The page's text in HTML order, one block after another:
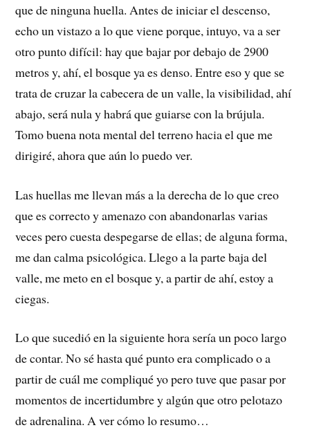
que de ninguna huella. Antes de iniciar el descenso,
echo un vistazo a lo que viene porque, intuyo, va a ser
otro punto difícil: hay que bajar por debajo de 2900
metros y, ahí, el bosque ya es denso. Entre eso y que se
trata de cruzar la cabecera de un valle, la visibilidad, ahí
abajo, será nula y habrá que guiarse con la brújula.
Tomo buena nota mental del terreno hacia el que me
dirigiré, ahora que aún lo puedo ver.
Las huellas me llevan más a la derecha de lo que creo
que es correcto y amenazo con abandonarlas varias
veces pero cuesta despegarse de ellas; de alguna forma,
me dan calma psicológica. Llego a la parte baja del
valle, me meto en el bosque y, a partir de ahí, estoy a
ciegas.
Lo que sucedió en la siguiente hora sería un poco largo
de contar. No sé hasta qué punto era complicado o a
partir de cuál me compliqué yo pero tuve que pasar por
momentos de incertidumbre y algún que otro pelotazo
de adrenalina. A ver cómo lo resumo…